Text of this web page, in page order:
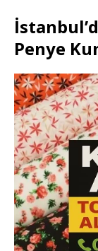
Penye